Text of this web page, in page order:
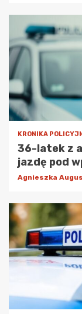
KRONIKA
36-latek z
jazdę pod
Agnieszka